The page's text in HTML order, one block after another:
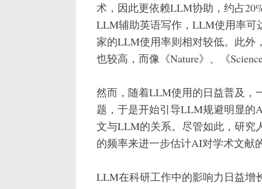
术，因此更依赖LLM协助，约占
LLM辅助英语写作，LLM使用率可
家的LLM使用率则相对较低。此外
也较高，而像《Nature》、《
然而，随着LLM使用的日益普及，
题，于是开始引导LLM规避明显的
文与LLM的关系。尽管如此，研究
的频率来进一步估计AI对学术文献
LLM在科研工作中的影响力日益增